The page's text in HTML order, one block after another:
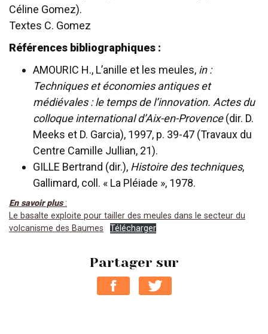
Céline Gomez).
Textes C. Gomez
Références bibliographiques :
AMOURIC H., L’anille et les meules, in :
Techniques et économies antiques et
médiévales : le temps de l’innovation. Actes du
colloque international d’Aix-en-Provence(dir. D.
Meeks et D. Garcia), 1997, p. 39-47 (Travaux du
Centre Camille Jullian, 21).
GILLE Bertrand (dir.), Histoire des techniques,
Gallimard, coll. « La Pléiade », 1978.
En savoir plus:
Le basalte exploite pour tailler des meules dans le secteur du
volcanisme des Baumes
Télécharger
Partager sur